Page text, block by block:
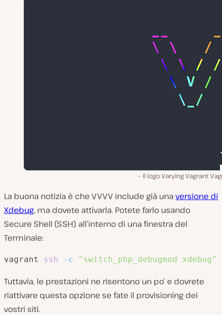
Il logo Varying Vagrant
La buona notizia è che VVVV include già una versione di
Xdebug, ma dovete attivarla. Potete farlo usando
Secure Shell (SSH) all’interno di una finestra del
Terminale:
vagrant ssh -c "switch_php_debugmod xdebug"
Tuttavia, le prestazioni ne risentono un po’ e dovrete
riattivare questa opzione se fate il provisioning dei
vostri siti.